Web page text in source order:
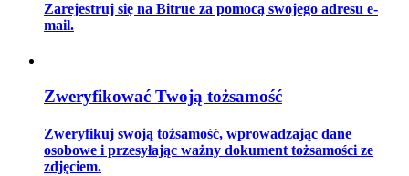
Przewodnik
Zarejestruj się na Bitrue za pomocą swojego adresu e-
mail.
Zweryfikować Twoją tożsamość
Zweryfikuj swoją tożsamość, wprowadzając dane
osobowe i przesyłając ważny dokument tożsamości ze
zdjęciem.